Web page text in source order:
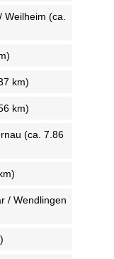
(ca.
km)
km)
(ca. 7.86
/ Wendlingen